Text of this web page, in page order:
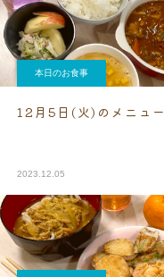
本日のお食事
12月5日(火)のメニュー
2023.12.05